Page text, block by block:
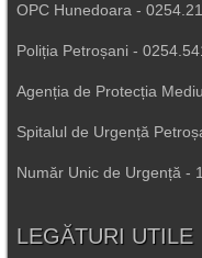
OPC Hunedoara -
Poliția Petroșani -
Agenția de Protecția
Spitalul de Urgență
Număr Unic de Urgență -
LEGĂTURI UTILE